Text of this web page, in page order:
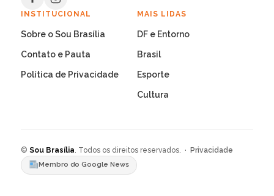
INSTITUCIONAL
Sobre o Sou Brasília
Contato e Pauta
Política de Privacidade
MAIS LIDAS
DF e Entorno
Brasil
Esporte
Cultura
© Sou Brasília . Todos os direitos reservados. · Privacidade
Membro do Google News